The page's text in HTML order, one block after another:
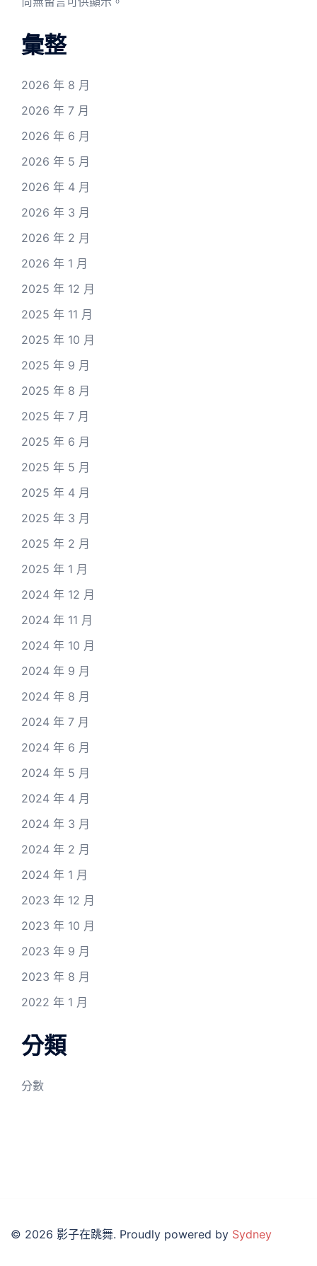
彙整
2026 年 8 月
2026 年 7 月
2026 年 6 月
2026 年 5 月
2026 年 4 月
2026 年 3 月
2026 年 2 月
2026 年 1 月
2025 年 12 月
2025 年 11 月
2025 年 10 月
2025 年 9 月
2025 年 8 月
2025 年 7 月
2025 年 6 月
2025 年 5 月
2025 年 4 月
2025 年 3 月
2025 年 2 月
2025 年 1 月
2024 年 12 月
2024 年 11 月
2024 年 10 月
2024 年 9 月
2024 年 8 月
2024 年 7 月
2024 年 6 月
2024 年 5 月
2024 年 4 月
2024 年 3 月
2024 年 2 月
2024 年 1 月
2023 年 12 月
2023 年 10 月
2023 年 9 月
2023 年 8 月
2022 年 1 月
分類
分數
© 2026 影子在跳舞. Proudly powered by Sydney